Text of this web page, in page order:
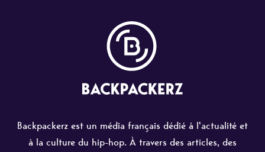
Backpackerz est un média français dédié à l'actualité et
à la culture du hip-hop. À travers des articles, des